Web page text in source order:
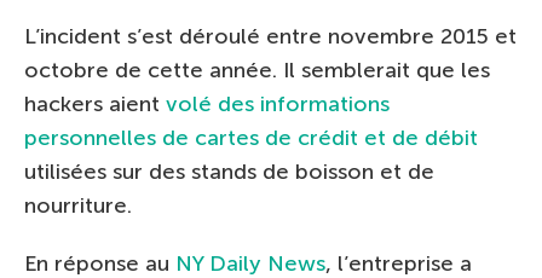
L’incident s’est déroulé entre novembre 2015 et
octobre de cette année. Il semblerait que les
hackers aient volé des informations
personnelles de cartes de crédit et de débit
utilisées sur des stands de boisson et de
nourriture.
En réponse au NY Daily News, l’entreprise a